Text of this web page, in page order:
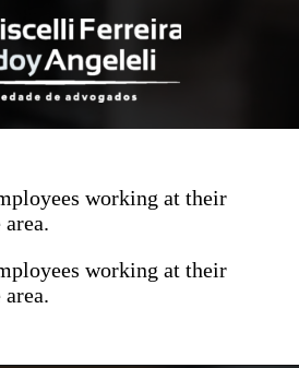
working at their
working at their